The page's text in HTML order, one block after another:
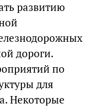
развитию
дороги.
по
для
Некоторые